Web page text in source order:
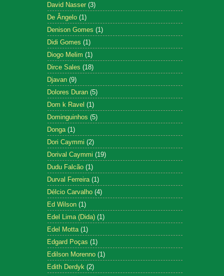
David Nasser (3)
De Ângelo (1)
Denison Gomes (1)
Didi Gomes (1)
Diogo Melim (1)
Dirce Sales (18)
Djavan (9)
Dolores Duran (5)
Dom k Ravel (1)
Dominguinhos (5)
Donga (1)
Dori Caymmi (2)
Dorival Caymmi (19)
Dudu Falcão (1)
Durval Ferreira (1)
Délcio Carvalho (4)
Ed Wilson (1)
Edel Lima (Dida) (1)
Edel Motta (1)
Edgard Poças (1)
Edilson Morenno (1)
Edith Derdyk (2)